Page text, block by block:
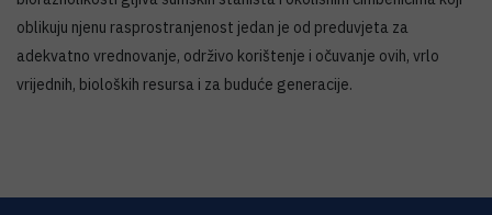
oblikuju njenu rasprostranjenost jedan je od preduvjeta za
adekvatno vrednovanje, održivo korištenje i očuvanje ovih, vrlo
vrijednih, bioloških resursa i za buduće generacije.